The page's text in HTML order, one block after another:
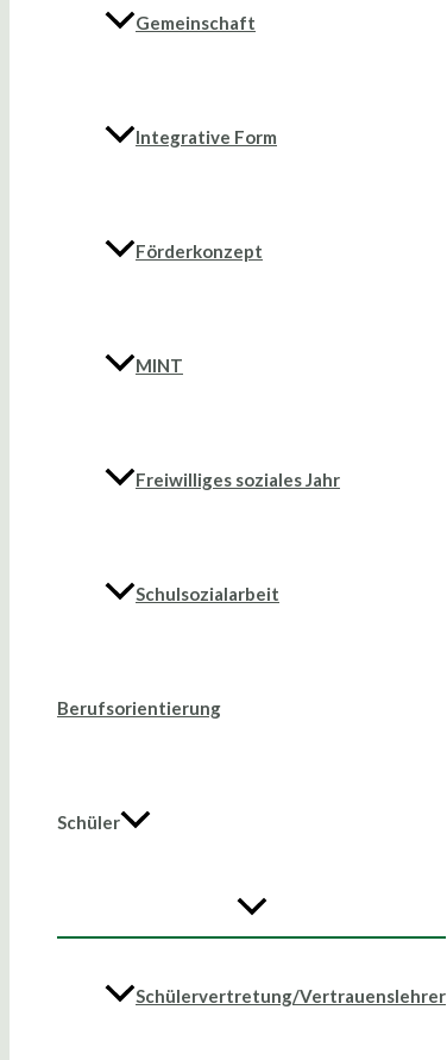
Gemeinschaft
Integrative Form
Förderkonzept
MINT
Freiwilliges soziales Jahr
Schulsozialarbeit
Berufsorientierung
Schüler
Schülervertretung/Vertrauenslehrer